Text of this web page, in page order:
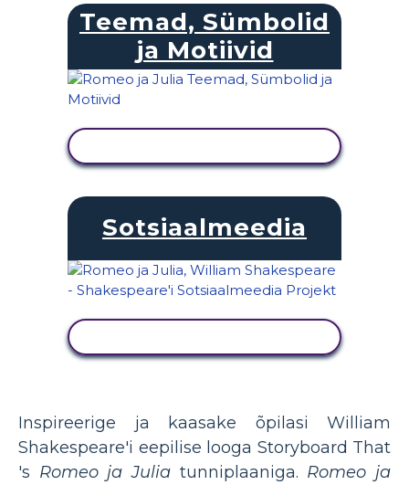
Teemad, Sümbolid
ja Motiivid
Sotsiaalmeedia
Inspireerige ja kaasake õpilasi William
Shakespeare'i eepilise looga Storyboard That
's Romeo ja Julia tunniplaaniga. Romeo ja